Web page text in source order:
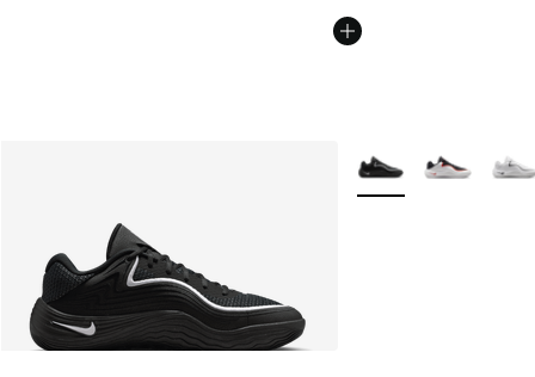
Meer kleuren